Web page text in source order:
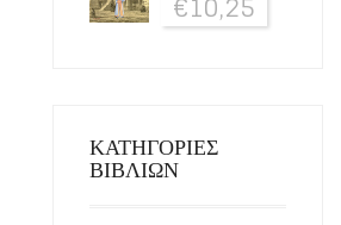
ΚΑΤΗΓΟΡΙΕΣ
ΒΙΒΛΙΩΝ